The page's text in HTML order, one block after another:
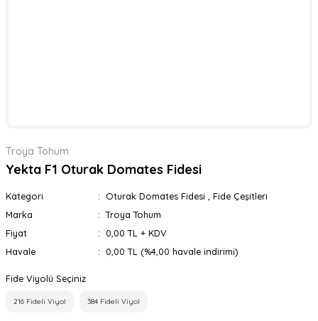
Troya Tohum
Yekta F1 Oturak Domates Fidesi
Kategori Oturak Domates Fidesi
Fide Çeşitleri
Marka
Troya Tohum
Fiyat
0,00 TL + KDV
Havale
0,00 TL (%4,00 havale indirimi)
Fide Viyolü Seçiniz
216 Fideli Viyol 384 Fideli Viyol